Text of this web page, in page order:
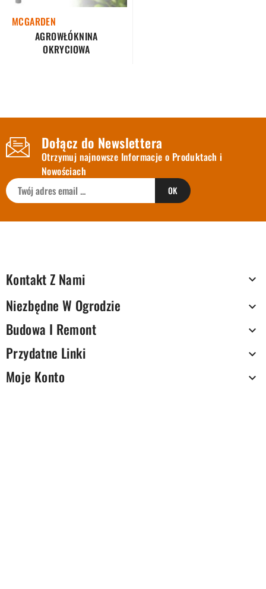
MCGARDEN
AGROWŁÓKNINA
OKRYCIOWA
Dołącz do Newslettera
Otrzymuj najnowsze Informacje o Produktach i
Nowościach
Kontakt Z Nami 
Niezbędne W Ogrodzie 
Budowa I Remont 
Przydatne Linki 
Moje Konto 